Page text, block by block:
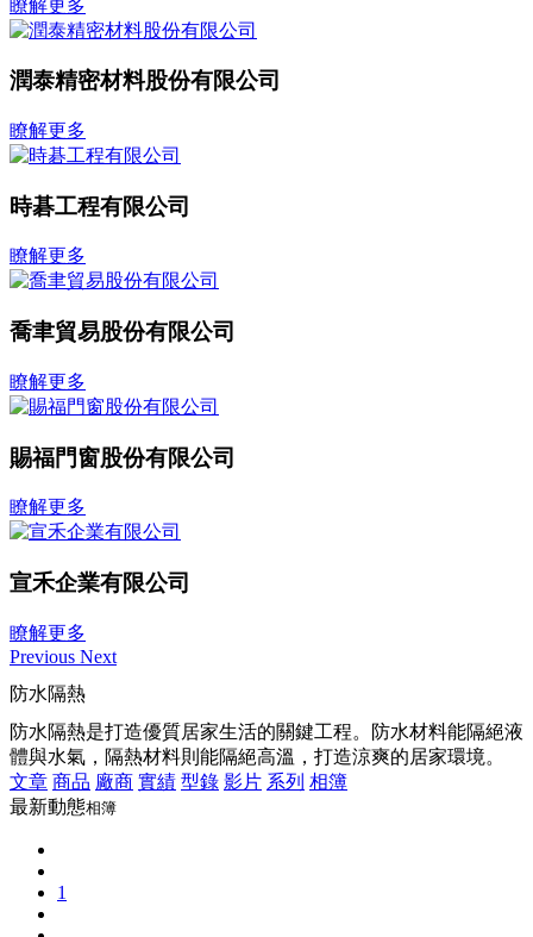
瞭解更多
潤泰精密材料股份有限公司
瞭解更多
時碁工程有限公司
瞭解更多
喬聿貿易股份有限公司
瞭解更多
賜福門窗股份有限公司
瞭解更多
宣禾企業有限公司
瞭解更多
Previous Next
防水隔熱
防水隔熱是打造優質居家生活的關鍵工程。防水材料能隔絕液
體與水氣，隔熱材料則能隔絕高溫，打造涼爽的居家環境。
文章 商品 廠商 實績 型錄 影片 系列 相簿
最新動態相簿
1